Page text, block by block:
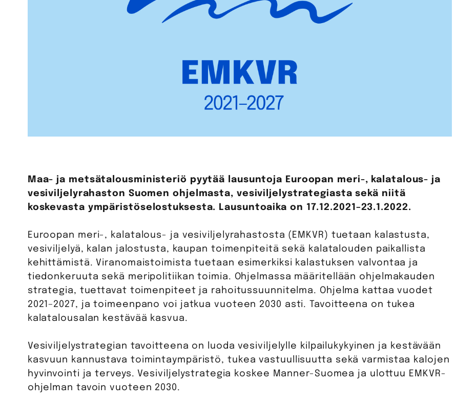
Maa- ja metsätalousministeriö pyytää lausuntoja Euroopan meri-, kalatalous- ja
vesiviljelyrahaston Suomen ohjelmasta, vesiviljelystrategiasta sekä niitä
koskevasta ympäristöselostuksesta. Lausuntoaika on 17.12.2021–23.1.2022.
Euroopan meri-, kalatalous- ja vesiviljelyrahastosta (EMKVR) tuetaan kalastusta,
vesiviljelyä, kalan jalostusta, kaupan toimenpiteitä sekä kalatalouden paikallista
kehittämistä. Viranomaistoimista tuetaan esimerkiksi kalastuksen valvontaa ja
tiedonkeruuta sekä meripolitiikan toimia. Ohjelmassa määritellään ohjelmakauden
strategia, tuettavat toimenpiteet ja rahoitussuunnitelma. Ohjelma kattaa vuodet
2021–2027, ja toimeenpano voi jatkua vuoteen 2030 asti. Tavoitteena on tukea
kalatalousalan kestävää kasvua.
Vesiviljelystrategian tavoitteena on luoda vesiviljelylle kilpailukykyinen ja kestävään
kasvuun kannustava toimintaympäristö, tukea vastuullisuutta sekä varmistaa kalojen
hyvinvointi ja terveys. Vesiviljelystrategia koskee Manner-Suomea ja ulottuu EMKVR-
ohjelman tavoin vuoteen 2030.